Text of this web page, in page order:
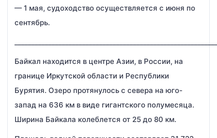
— 1 мая, судоходство осуществляется с июня по
сентябрь.
Байкал находится в центре Азии, в России, на
границе Иркутской области и Республики
Бурятия. Озеро протянулось с севера на юго-
запад на 636 км в виде гигантского полумесяца.
Ширина Байкала колеблется от 25 до 80 км.